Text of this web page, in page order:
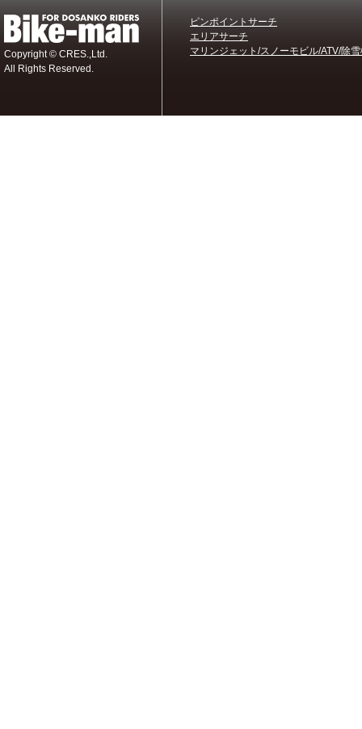
Copyright © CRES.,Ltd.
All Rights Reserved.
ピンポイントサーチ
エリアサーチ
マリンジェット/スノーモビル/ATV/除